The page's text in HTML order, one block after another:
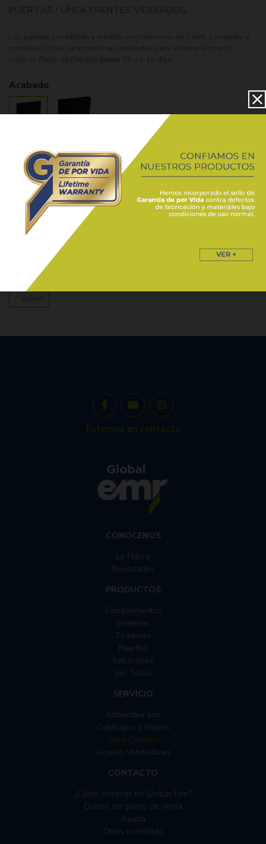
Acabado
Debes ingresar con tu cuenta para poder realizar un pedido de este
producto
ficha-de-apm-5192-1-8393.xlsx
CONOCENOS
La Marca
Novedades
PRODUCTOS
Complementos
Sistemas
Tiradores
Puertas
Soluciones
Ver Todos
SERVICIO
Ambientes emr
Catálogos y Videos
Área Clientes
Acceso Vendedores
CONTACTO
¿Cómo comprar en Globar Emr?
Quiero ser punto de venta
Ayuda
Otras consultas
Estemos en contacto